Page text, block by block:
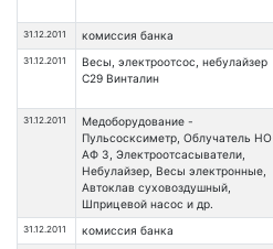
31.12.2011 комиссия банка
31.12.2011
Весы, электроотсос, небулайзер
С29 Винталин
31.12.2011
Медоборудование -
Пульсосксиметр, Облучатель НО
АФ 3, Электроотсасыватели,
Небулайзер, Весы электронные,
Автоклав суховоздушный,
Шприцевой насос и др.
31.12.2011 комиссия банка